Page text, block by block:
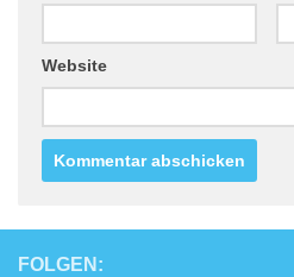
Website
FOLGEN: